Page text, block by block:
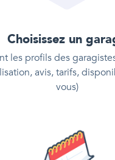
Choisissez un
les profils des
avis, tarifs,
vous)